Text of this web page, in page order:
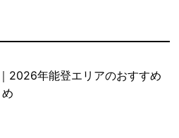
2026年能登エリアのおすすめ